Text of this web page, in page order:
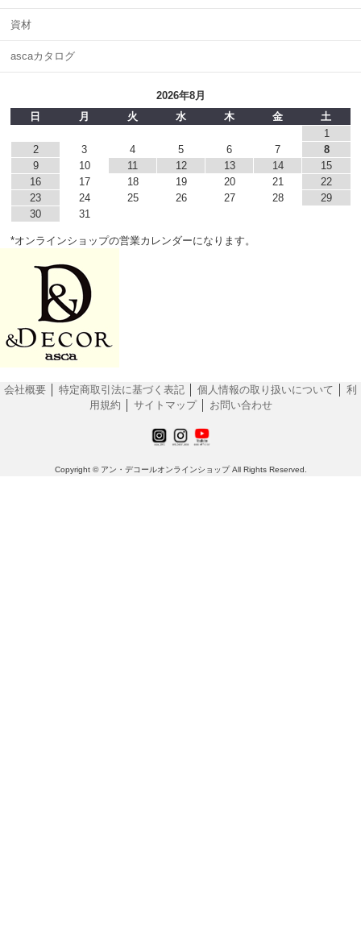
資材
ascaカタログ
2026年8月
日
月 火 水 木 金
土
1
2
3 4 5 6 7
8
9
10 11 12 13 14
15
16
17 18 19 20 21
22
23
24 25 26 27 28
29
30
31
*オンラインショップの営業カレンダーになります。
会社概要 特定商取引法に基づく表記 個人情報の取り扱いについて
利
用規約
サイトマップ│ お問い合わせ
Copyright © アン・デコールオンラインショップ All Rights Reserved.